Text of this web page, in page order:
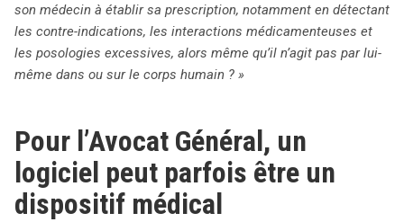
son médecin à établir sa prescription, notamment en détectant
les contre-indications, les interactions médicamenteuses et
les posologies excessives, alors même qu’il n’agit pas par lui-
même dans ou sur le corps humain ? »
Pour l’Avocat Général, un
logiciel peut parfois être un
dispositif médical